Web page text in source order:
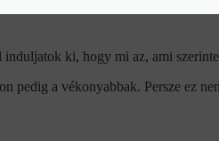
induljatok ki, hogy mi az, ami
a vékonyabbak. Persze ez